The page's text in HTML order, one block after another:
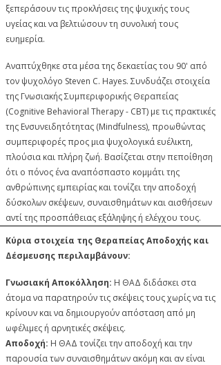
ξεπεράσουν τις προκλήσεις της ψυχικής τους
υγείας και να βελτιώσουν τη συνολική τους
ευημερία.
Αναπτύχθηκε στα μέσα της δεκαετίας του 90' από
τον ψυχολόγο Steven C. Hayes. Συνδυάζει στοιχεία
της Γνωσιακής Συμπεριφορικής Θεραπείας
(Cognitive Behavioral Therapy - CBT) με τις πρακτικές
της Ενσυνειδητότητας (Mindfulness), προωθώντας
συμπεριφορές προς μια ψυχολογικά ευέλικτη,
πλούσια και πλήρη ζωή. Βασίζεται στην πεποίθηση
ότι ο πόνος ένα αναπόσπαστο κομμάτι της
ανθρώπινης εμπειρίας και τονίζει την αποδοχή
δύσκολων σκέψεων, συναισθημάτων και αισθήσεων
αντί της προσπάθειας εξάληψης ή ελέγχου τους.
Κύρια στοιχεία της Θεραπείας Αποδοχής και
Δέσμευσης περιλαμβάνουν:
Γνωσιακή Αποκόλληση: Η ΘΑΔ διδάσκει στα
άτομα να παρατηρούν τις σκέψεις τους χωρίς να τις
κρίνουν και να δημιουργούν απόσταση από μη
ωφέλιμες ή αρνητικές σκέψεις.
Αποδοχή: Η ΘΑΔ τονίζει την αποδοχή και την
παρουσία των συναισθημάτων ακόμη και αν είναι